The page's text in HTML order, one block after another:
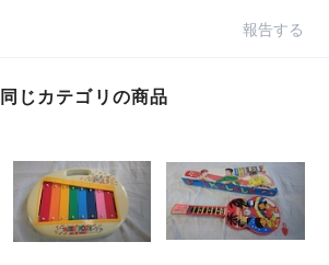
報告する
同じカテゴリの商品